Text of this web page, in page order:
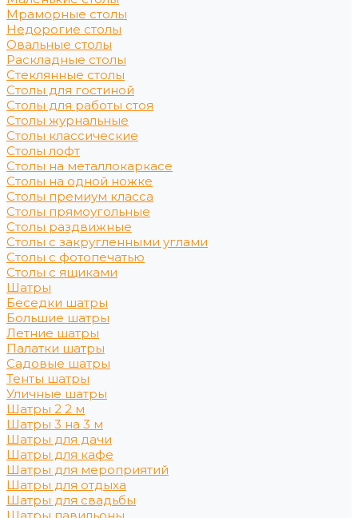
Мраморные столы
Недорогие столы
Овальные столы
Раскладные столы
Стеклянные столы
Столы для гостиной
Столы для работы стоя
Столы журнальные
Столы классические
Столы лофт
Столы на металлокаркасе
Столы на одной ножке
Столы премиум класса
Столы прямоугольные
Столы раздвижные
Столы с закругленными углами
Столы с фотопечатью
Столы с ящиками
Шатры
Беседки шатры
Большие шатры
Летние шатры
Палатки шатры
Садовые шатры
Тенты шатры
Уличные шатры
Шатры 2 2 м
Шатры 3 на 3 м
Шатры для дачи
Шатры для кафе
Шатры для мероприятий
Шатры для отдыха
Шатры для свадьбы